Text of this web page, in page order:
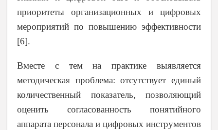
приоритеты организационных и цифровых
мероприятий по повышению эффективности
[6].
Вместе с тем на практике выявляется
методическая проблема: отсутствует единый
количественный показатель, позволяющий
оценить согласованность понятийного
аппарата персонала и цифровых инструментов